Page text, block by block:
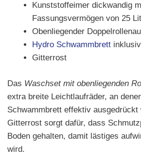
Kunststoffeimer dickwandig
Fassungsvermögen von 25
Obenliegender
Hydro Schwammbrett
Gitterrost
Das Waschset mit obenliegenden
extra breite Leichtlaufräder, an
Schwammbrett effektiv ausgedrückt
Gitterrost sorgt dafür, dass
Boden gehalten, damit lästiges
wird.